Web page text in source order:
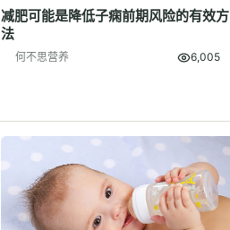
减肥可能是降低子痫前期风险的有效方
法
何不思营养 6,005